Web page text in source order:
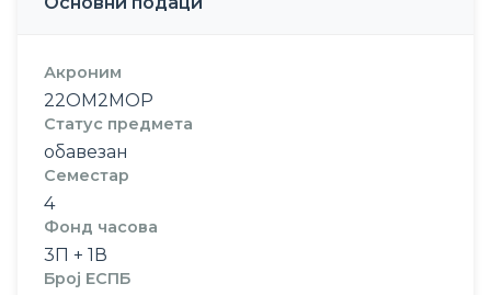
Акроним
22ОМ2МОР
Статус предмета
обавезан
Семестар
4
Фонд часова
3П + 1В
Број ЕСПБ